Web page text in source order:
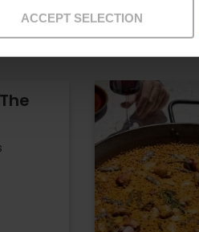
ACCEPT SELECTION